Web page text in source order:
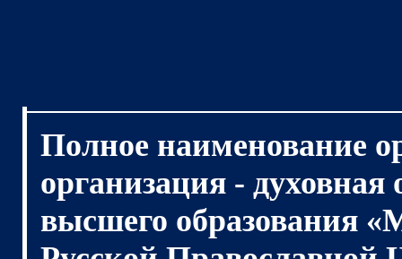
Полное наименование
организация - духовная
высшего образования